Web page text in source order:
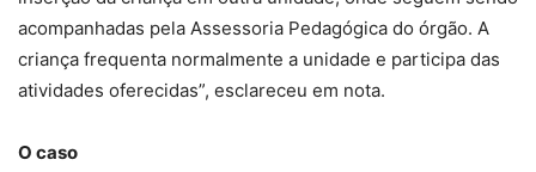
acompanhadas pela Assessoria Pedagógica do órgão. A
criança frequenta normalmente a unidade e participa das
atividades oferecidas”, esclareceu em nota.
O caso